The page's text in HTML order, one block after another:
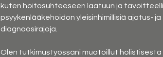
kuten hoitosuhteeseen laatuun ja
psyykenlääkehoidon yleisinhimillisiä ajatus-
diagnoosirajoja.
Olen tutkimustyössäni muotoillut